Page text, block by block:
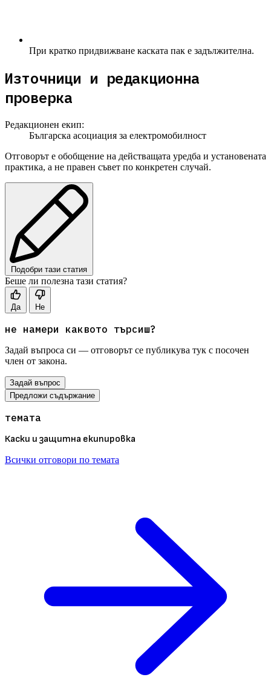
При кратко придвижване каската пак е задължителна.
Източници и редакционна
проверка
Редакционен екип:
Българска асоциация за електромобилност
Отговорът е обобщение на действащата уредба и установената
практика, а не правен съвет по конкретен случай.
Подобри тази статия
Беше ли полезна тази статия?
Да Не
не намери каквото търсиш?
Задай въпроса си — отговорът се публикува тук с посочен
член от закона.
Задай въпрос
Предложи съдържание
темата
Каски и защитна екипировка
Всички отговори по темата